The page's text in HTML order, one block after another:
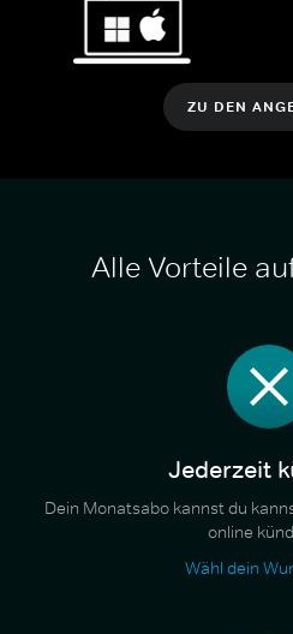
ZU DEN
Alle Vorteile
Jederzeit
Dein Monatsabo kannst du
online
Wähl dein